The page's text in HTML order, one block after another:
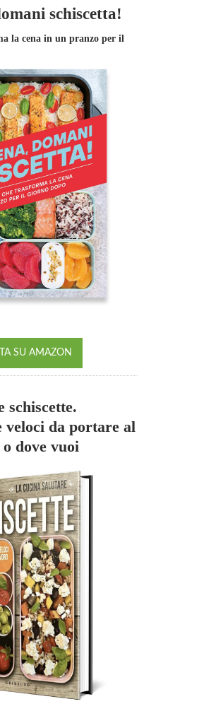
schiscetta!
la cena in un pranzo per il
SU AMAZON
schiscette.
veloci da portare al
dove vuoi